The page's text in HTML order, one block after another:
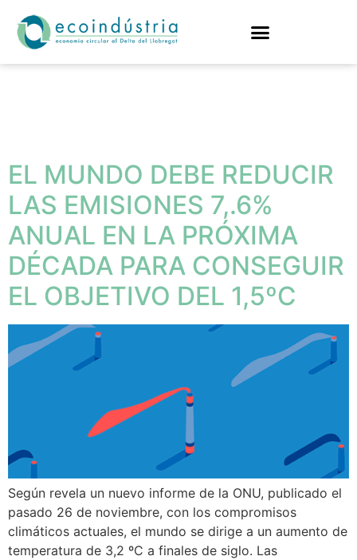
EL MUNDO DEBE REDUCIR
LAS EMISIONES 7,.6%
ANUAL EN LA PRÓXIMA
DÉCADA PARA CONSEGUIR
EL OBJETIVO DEL 1,5ºC
Según revela un nuevo informe de la ONU, publicado el
pasado 26 de noviembre, con los compromisos
climáticos actuales, el mundo se dirige a un aumento de
temperatura de 3,2 ºC a finales de siglo. Las